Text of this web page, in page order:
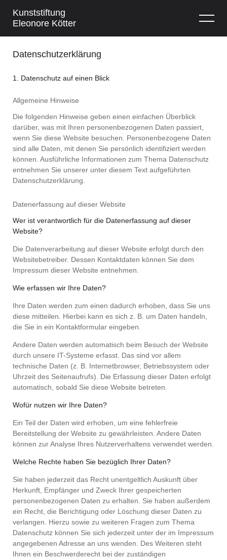
Kunststiftung
Eleonore Kötter
Datenschutzerklärung
1. Datenschutz auf einen Blick
Allgemeine Hinweise
Die folgenden Hinweise geben einen einfachen Überblick
darüber, was mit Ihren personenbezogenen Daten passiert,
wenn Sie diese Website besuchen. Personenbezogene Daten
sind alle Daten, mit denen Sie persönlich identifiziert werden
können. Ausführliche Informationen zum Thema Datenschutz
entnehmen Sie unserer unter diesem Text aufgeführten
Datenschutzerklärung.
Datenerfassung auf dieser Website
Wer ist verantwortlich für die Datenerfassung auf dieser
Website?
Die Datenverarbeitung auf dieser Website erfolgt durch den
Websitebetreiber. Dessen Kontaktdaten können Sie dem
Impressum dieser Website entnehmen.
Wie erfassen wir Ihre Daten?
Ihre Daten werden zum einen dadurch erhoben, dass Sie uns
diese mitteilen. Hierbei kann es sich z. B. um Daten handeln,
die Sie in ein Kontaktformular eingeben.
Andere Daten werden automatisch beim Besuch der Website
durch unsere IT-Systeme erfasst. Das sind vor allem
technische Daten (z. B. Internetbrowser, Betriebssystem oder
Uhrzeit des Seitenaufrufs). Die Erfassung dieser Daten erfolgt
automatisch, sobald Sie diese Website betreten.
Wofür nutzen wir Ihre Daten?
Ein Teil der Daten wird erhoben, um eine fehlerfreie
Bereitstellung der Website zu gewährleisten. Andere Daten
können zur Analyse Ihres Nutzerverhaltens verwendet werden.
Welche Rechte haben Sie bezüglich Ihrer Daten?
Sie haben jederzeit das Recht unentgeltlich Auskunft über
Herkunft, Empfänger und Zweck Ihrer gespeicherten
personenbezogenen Daten zu erhalten. Sie haben außerdem
ein Recht, die Berichtigung oder Löschung dieser Daten zu
verlangen. Hierzu sowie zu weiteren Fragen zum Thema
Datenschutz können Sie sich jederzeit unter der im Impressum
angegebenen Adresse an uns wenden. Des Weiteren steht
Ihnen ein Beschwerderecht bei der zuständigen